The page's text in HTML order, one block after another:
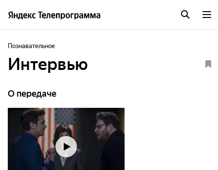
Познавательное
Интервью
О передаче